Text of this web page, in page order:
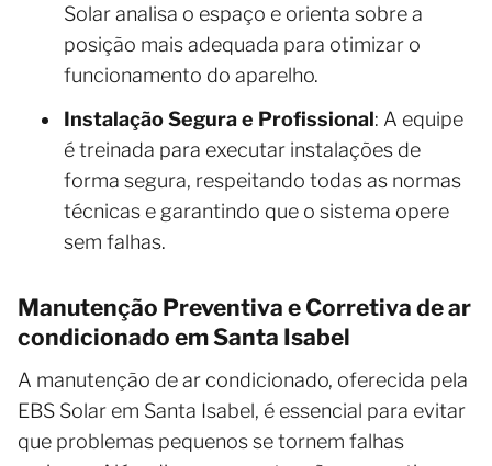
Solar analisa o espaço e orienta sobre a
posição mais adequada para otimizar o
funcionamento do aparelho.
Instalação Segura e Profissional: A equipe
é treinada para executar instalações de
forma segura, respeitando todas as normas
técnicas e garantindo que o sistema opere
sem falhas.
Manutenção Preventiva e Corretiva de ar
condicionado em Santa Isabel
A manutenção de ar condicionado, oferecida pela
EBS Solar em Santa Isabel, é essencial para evitar
que problemas pequenos se tornem falhas